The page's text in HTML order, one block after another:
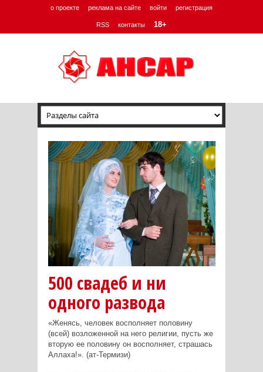
о проекте реклама на сайте войти регистрация
RSS контакты 18+
500 свадеб и ни
одного развода
«Женясь, человек восполняет половину
(всей) возложенной на него религии, пусть же
вторую ее половину он восполняет, страшась
Аллаха!». (ат-Термизи)